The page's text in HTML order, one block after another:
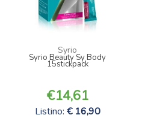
Syrio
Syrio Beauty Sy Body
15stickpack
14,61
Listino: 16,90